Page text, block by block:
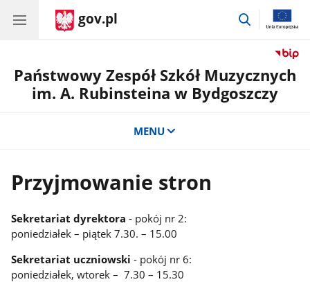
gov.pl
przejdź
Państwowy Zespół Szkół Muzycznych
im. A. Rubinsteina w Bydgoszczy
MENU
Przyjmowanie stron
Sekretariat dyrektora - pokój nr 2:
poniedziałek – piątek 7.30. – 15.00
Sekretariat uczniowski - pokój nr 6:
poniedziałek, wtorek – 7.30 – 15.30